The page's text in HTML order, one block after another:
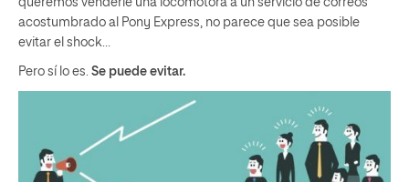
queremos venderle una locomotora a un servicio de correos
acostumbrado al Pony Express, no parece que sea posible
evitar el shock…
Pero sí lo es. Se puede evitar.